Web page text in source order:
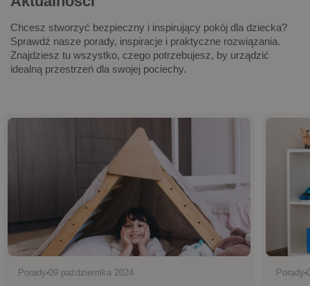
Chcesz stworzyć bezpieczny i inspirujący pokój dla dziecka?
Sprawdź nasze porady, inspiracje i praktyczne rozwiązania.
Znajdziesz tu wszystko, czego potrzebujesz, by urządzić
idealną przestrzeń dla swojej pociechy.
Porady 09 października 2024 Porady